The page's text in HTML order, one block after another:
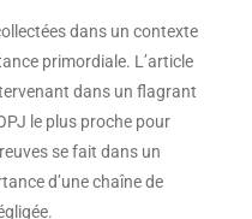
dans un contexte
primordiale. L’article
dans un flagrant
le plus proche pour
se fait dans un
d’une chaîne de